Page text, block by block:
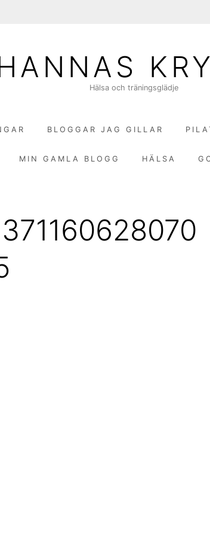
Hälsa och träningsglädje
BLOGGAR JAG GILLAR
MIN GAMLA BLOGG HÄLSA